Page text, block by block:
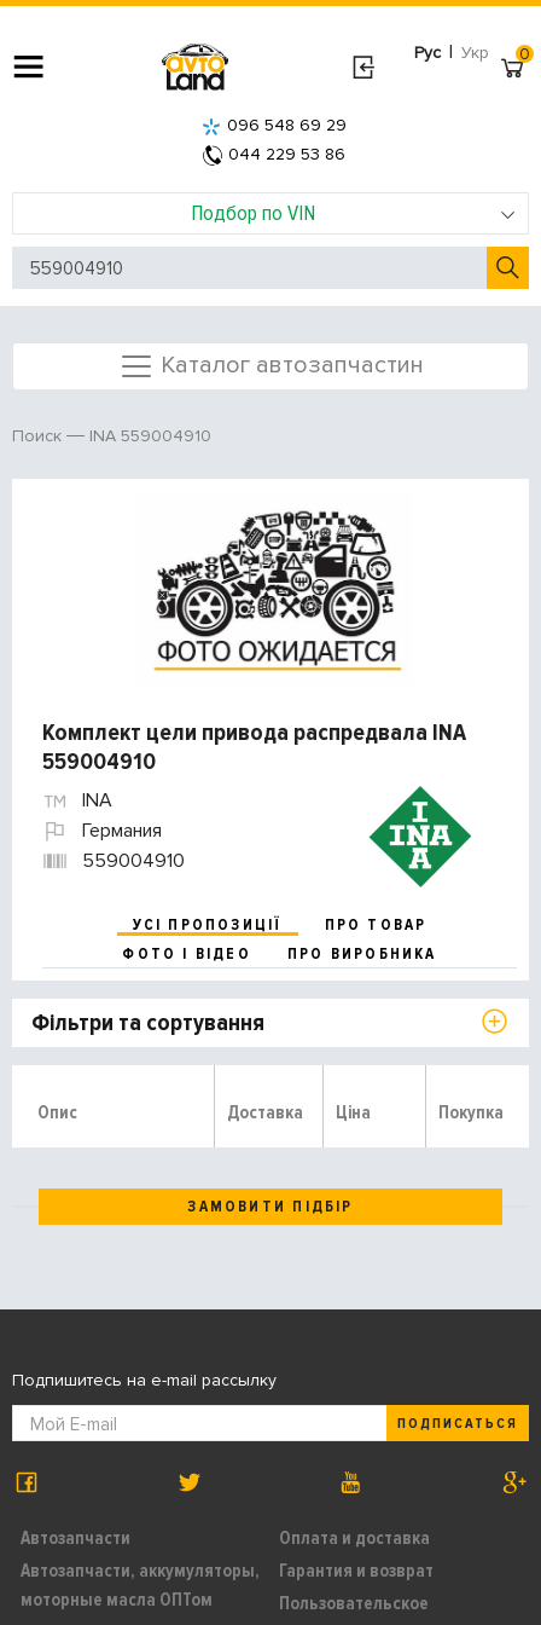
Рус | Укр
Подбор по VIN
096 548 69 29
044 229 53 86
0
Каталог автозапчастин
Поиск INA 559004910
Комплект цели привода распредвала INA
559004910
INA
Германия
559004910
УСІ ПРОПОЗИЦІЇ
ПРО ТОВАР
ФОТО І ВІДЕО
ПРО ВИРОБНИКА
Фільтри та сортування
Опис Доставка Ціна Покупка
ЗАМОВИТИ ПІДБІР
Автозапчасти
Автозапчасти, аккумуляторы,
моторные масла ОПТом
Оплата и доставка
Гарантия и возврат
Пользовательское
Подпишитесь на e-mail рассылку
ПОДПИСАТЬСЯ